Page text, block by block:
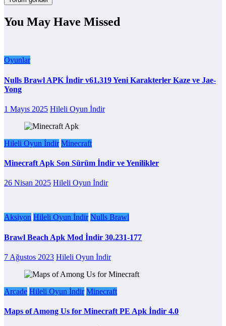
You May Have Missed
Oyunlar
Nulls Brawl APK İndir v61.319 Yeni Karakterler Kaze ve Jae-
Yong
1 Mayıs 2025 Hileli Oyun İndir
Hileli Oyun İndir Minecraft
Minecraft Apk Son Sürüm İndir ve Yenilikler
26 Nisan 2025 Hileli Oyun İndir
Aksiyon Hileli Oyun İndir Nulls Brawl
Brawl Beach Apk Mod İndir 30.231-177
7 Ağustos 2023 Hileli Oyun İndir
Arcade Hileli Oyun İndir Minecraft
Maps of Among Us for Minecraft PE Apk İndir 4.0